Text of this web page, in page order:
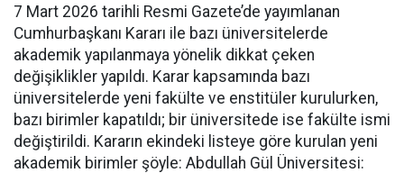
7 Mart 2026 tarihli Resmi Gazete’de yayımlanan
Cumhurbaşkanı Kararı ile bazı üniversitelerde
akademik yapılanmaya yönelik dikkat çeken
değişiklikler yapıldı. Karar kapsamında bazı
üniversitelerde yeni fakülte ve enstitüler kurulurken,
bazı birimler kapatıldı; bir üniversitede ise fakülte ismi
değiştirildi. Kararın ekindeki listeye göre kurulan yeni
akademik birimler şöyle: Abdullah Gül Üniversitesi: